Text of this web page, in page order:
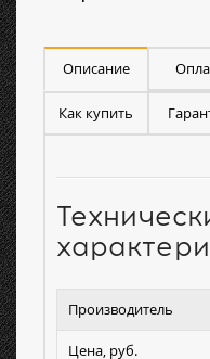
Описание
Как купить
Производитель
Цена, руб.